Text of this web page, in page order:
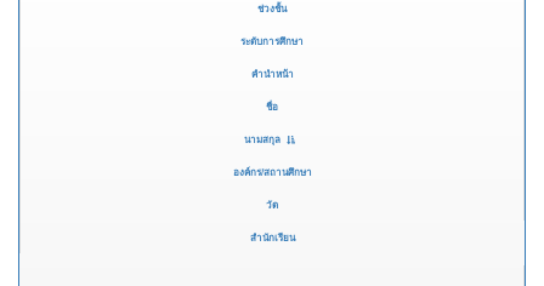
ช่วงชั้น
ระดับการศึกษา
คำนำหน้า
ชื่อ
นามสกุล
องค์กร/สถานศึกษา
วัด
สำนักเรียน